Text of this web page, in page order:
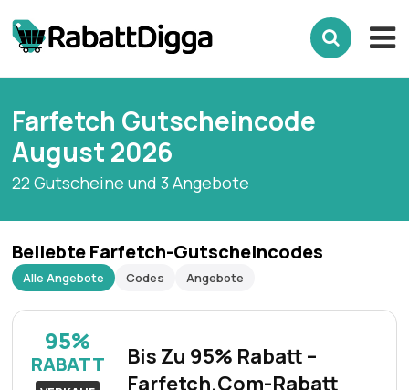
Farfetch Gutscheincode
August 2026
22 Gutscheine und 3 Angebote
Beliebte Farfetch-Gutscheincodes
Alle Angebote Codes Angebote
95%
RABATT
Bis Zu 95% Rabatt –
Farfetch.Com-Rabatt